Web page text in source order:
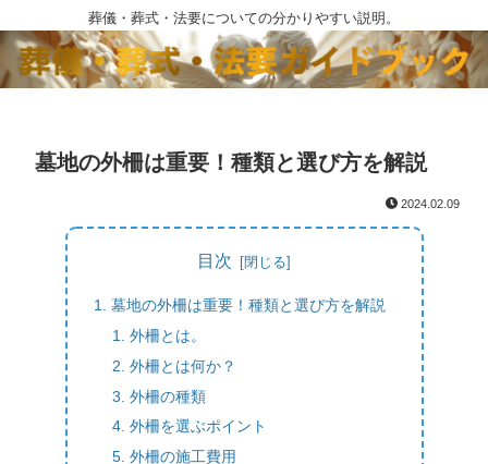
葬儀・葬式・法要についての分かりやすい説明。
墓地の外柵は重要！種類と選び方を解説
2024.02.09
目次
墓地の外柵は重要！種類と選び方を解説
外柵とは。
外柵とは何か？
外柵の種類
外柵を選ぶポイント
外柵の施工費用